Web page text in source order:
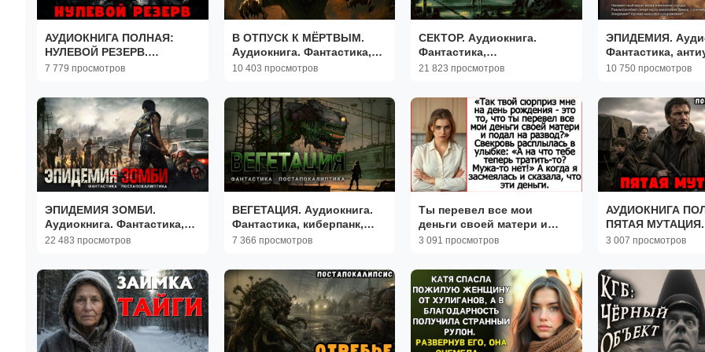
АУДИОКНИГА ПОЛНАЯ:
НУЛЕВОЙ РЕЗЕРВ.
ПОСТАПОКАЛИПСИС
7 779 просмотров
В ОТПУСК К МЁРТВЫМ.
Аудиокнига. Фантастика,
зомби-апокалипсис,
10 403 просмотров
СЕКТОР. Аудиокнига.
Фантастика,
постапокалиптика,
21 823 просмотров
ЭПИДЕМИЯ.
Фантастика,
10 750 просмотров
ЭПИДЕМИЯ ЗОМБИ.
Аудиокнига. Фантастика,
зомби-апокалипсис.
22 483 просмотров
ВЕГЕТАЦИЯ. Аудиокнига.
Фантастика, киберпанк,
постапокалиптика.
7 366 просмотров
Ты перевел все мои
деньги своей матери и
подал на развод? Слушать
3 091 просмотров
АУДИОКНИГА
ПЯТАЯ МУТАЦИЯ.
3 007 просмотров